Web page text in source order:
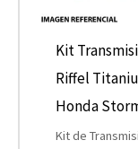
Kit
Riffel
Honda
Kit de